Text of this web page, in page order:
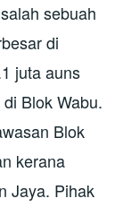
sebuah
di
juta auns
Blok Wabu.
Blok
kerana
Jaya. Pihak